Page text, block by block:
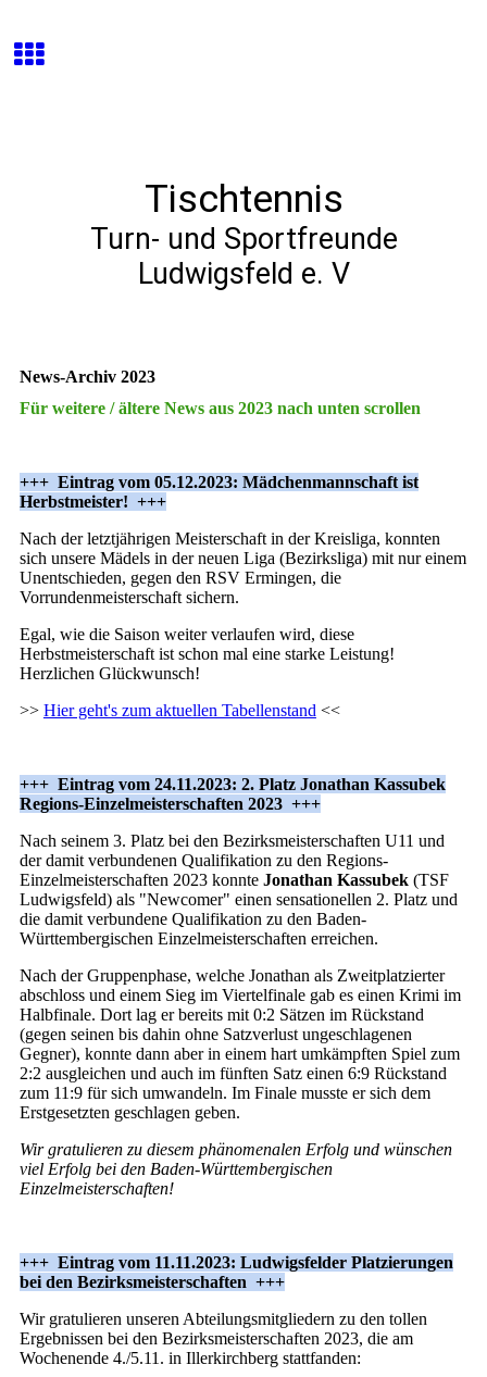
Tischtennis
Turn- und Sportfreunde
Ludwigsfeld e. V
News-Archiv 2023
Für weitere / ältere News aus 2023 nach unten scrollen
+++ Eintrag vom 05.12.2023: Mädchenmannschaft ist
Herbstmeister! +++
Nach der letztjährigen Meisterschaft in der Kreisliga, konnten
sich unsere Mädels in der neuen Liga (Bezirksliga) mit nur einem
Unentschieden, gegen den RSV Ermingen, die
Vorrundenmeisterschaft sichern.
Egal, wie die Saison weiter verlaufen wird, diese
Herbstmeisterschaft ist schon mal eine starke Leistung!
Herzlichen Glückwunsch!
>> Hier geht's zum aktuellen Tabellenstand <<
+++ Eintrag vom 24.11.2023: 2. Platz Jonathan Kassubek
Regions-Einzelmeisterschaften 2023 +++
Nach seinem 3. Platz bei den Bezirksmeisterschaften U11 und
der damit verbundenen Qualifikation zu den Regions-
Einzelmeisterschaften 2023 konnte Jonathan Kassubek(TSF
Ludwigsfeld) als "Newcomer" einen sensationellen 2. Platz und
die damit verbundene Qualifikation zu den Baden-
Württembergischen Einzelmeisterschaften erreichen.
Nach der Gruppenphase, welche Jonathan als Zweitplatzierter
abschloss und einem Sieg im Viertelfinale gab es einen Krimi im
Halbfinale. Dort lag er bereits mit 0:2 Sätzen im Rückstand
(gegen seinen bis dahin ohne Satzverlust ungeschlagenen
Gegner), konnte dann aber in einem hart umkämpften Spiel zum
2:2 ausgleichen und auch im fünften Satz einen 6:9 Rückstand
zum 11:9 für sich umwandeln. Im Finale musste er sich dem
Erstgesetzten geschlagen geben.
Wir gratulieren zu diesem phänomenalen Erfolg und wünschen
viel Erfolg bei den Baden-Württembergischen
Einzelmeisterschaften!
+++ Eintrag vom 11.11.2023: Ludwigsfelder Platzierungen
bei den Bezirksmeisterschaften +++
Wir gratulieren unseren Abteilungsmitgliedern zu den tollen
Ergebnissen bei den Bezirksmeisterschaften 2023, die am
Wochenende 4./5.11. in Illerkirchberg stattfanden: